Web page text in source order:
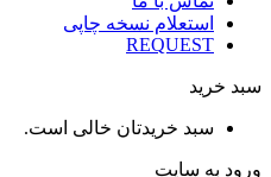
استعلام نسخه چاپی
REQUEST
سبد خرید
سبد خریدتان خالی است.
ورود به سایت